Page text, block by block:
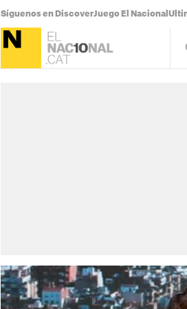
Síguenos en DiscoverJuego El Nacional